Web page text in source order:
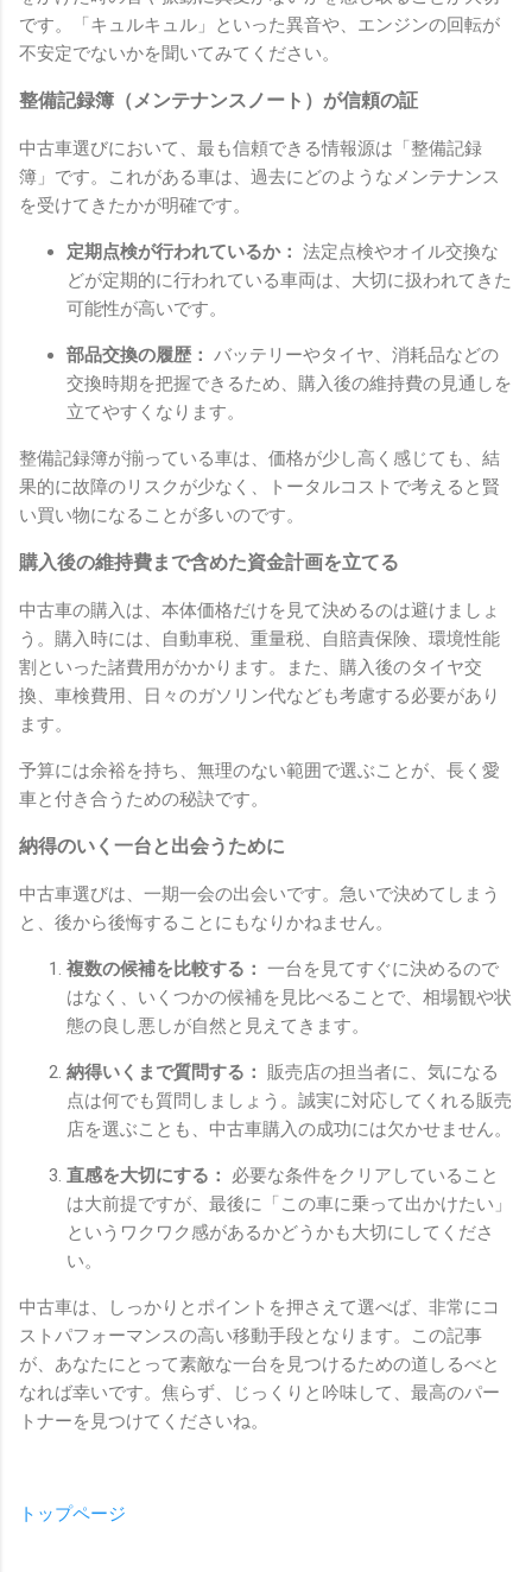
です。「キュルキュル」といった異音や、エンジンの回転が
不安定でないかを聞いてみてください。
整備記録簿（メンテナンスノート）が信頼の証
中古車選びにおいて、最も信頼できる情報源は「整備記録
簿」です。これがある車は、過去にどのようなメンテナンス
を受けてきたかが明確です。
定期点検が行われているか： 法定点検やオイル交換な
どが定期的に行われている車両は、大切に扱われてきた
可能性が高いです。
部品交換の履歴： バッテリーやタイヤ、消耗品などの
交換時期を把握できるため、購入後の維持費の見通しを
立てやすくなります。
整備記録簿が揃っている車は、価格が少し高く感じても、結
果的に故障のリスクが少なく、トータルコストで考えると賢
い買い物になることが多いのです。
購入後の維持費まで含めた資金計画を立てる
中古車の購入は、本体価格だけを見て決めるのは避けましょ
う。購入時には、自動車税、重量税、自賠責保険、環境性能
割といった諸費用がかかります。また、購入後のタイヤ交
換、車検費用、日々のガソリン代なども考慮する必要があり
ます。
予算には余裕を持ち、無理のない範囲で選ぶことが、長く愛
車と付き合うための秘訣です。
納得のいく一台と出会うために
中古車選びは、一期一会の出会いです。急いで決めてしまう
と、後から後悔することにもなりかねません。
複数の候補を比較する： 一台を見てすぐに決めるので
はなく、いくつかの候補を見比べることで、相場観や状
態の良し悪しが自然と見えてきます。
納得いくまで質問する：
販売店の担当者に、気になる
点は何でも質問しましょう。誠実に対応してくれる販売
店を選ぶことも、中古車購入の成功には欠かせません。
直感を大切にする：
必要な条件をクリアしていること
は大前提ですが、最後に「この車に乗って出かけたい」
というワクワク感があるかどうかも大切にしてくださ
い。
中古車は、しっかりとポイントを押さえて選べば、非常にコ
ストパフォーマンスの高い移動手段となります。この記事
が、あなたにとって素敵な一台を見つけるための道しるべと
なれば幸いです。焦らず、じっくりと吟味して、最高のパー
トナーを見つけてくださいね。
トップページ